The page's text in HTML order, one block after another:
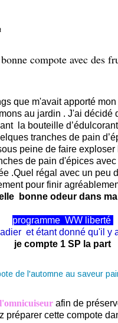
compote avec des
que m'avait apporté
au jardin . J'ai décidé
la bouteille
tranches de pain
peine de faire
de pain d'épices
.Quel régal avec un peu
pour finir
bonne odeur dans
programme WW liberté
et étant donné qu'il y
je compte 1 SP la part
l'omnicuiseur afin de
préparer cette compote